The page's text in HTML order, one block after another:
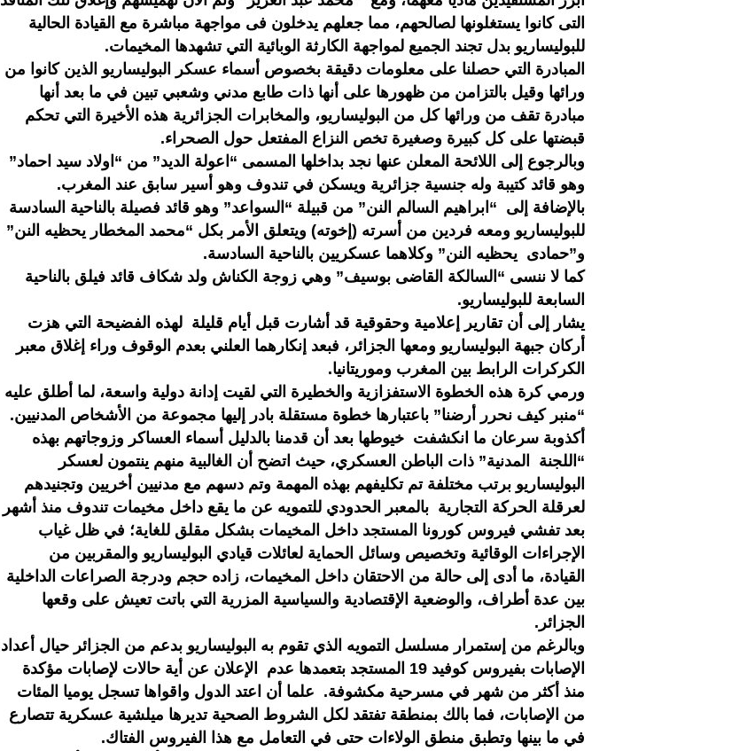
التى كانوا يستغلونها لصالحهم، مما جعلهم يدخلون فى مواجهة مباشرة مع القيادة الحالية
للبوليساريو بدل تجند الجميع لمواجهة الكارثة الوبائية التي تشهدها المخيمات.
المبادرة التي حصلنا على معلومات دقيقة بخصوص أسماء عسكر البوليساريو الذين كانوا من
ورائها وقيل بالتزامن من ظهورها على أنها ذات طابع مدني وشعبي تبين في ما بعد أنها
مبادرة تقف من ورائها كل من البوليساريو، والمخابرات الجزائرية هذه الأخيرة التي تحكم
قبضتها على كل كبيرة وصغيرة تخص النزاع المفتعل حول الصحراء.
وبالرجوع إلى اللائحة المعلن عنها نجد بداخلها المسمى “اعولة الديد” من “اولاد سيد احماد”
وهو قائد كتيبة وله جنسية جزائرية ويسكن في تندوف وهو أسير سابق عند المغرب.
بالإضافة إلى “ابراهيم السالم النن” من قبيلة “السواعد” وهو قائد فصيلة بالناحية السادسة
للبوليساريو ومعه فردين من أسرته (إخوته) ويتعلق الأمر بكل “محمد المخطار يحظيه النن”
و”حمادى يحظيه النن” وكلاهما عسكريين بالناحية السادسة.
كما لا ننسى “السالكة القاضى بوسيف” وهي زوجة الكناش ولد شكاف قائد فيلق بالناحية
السابعة للبوليساريو.
يشار إلى أن تقارير إعلامية وحقوقية قد أشارت قبل أيام قليلة لهذه الفضيحة التي هزت
أركان جبهة البوليساريو ومعها الجزائر، فبعد إنكارهما العلني بعدم الوقوف وراء إغلاق معبر
الكركرات الرابط بين المغرب وموريتانيا.
ورمي كرة هذه الخطوة الاستفزازية والخطيرة التي لقيت إدانة دولية واسعة، لما أطلق عليه
“منبر كيف نحرر أرضنا” باعتبارها خطوة مستقلة بادر إليها مجموعة من الأشخاص المدنيين.
أكذوبة سرعان ما انكشفت خيوطها بعد أن قدمنا بالدليل أسماء العساكر وزوجاتهم بهذه
“اللجنة المدنية” ذات الباطن العسكري، حيث اتضح أن الغالبية منهم ينتمون لعسكر
البوليساريو برتب مختلفة تم تكليفهم بهذه المهمة وتم دسهم مع مدنيين أخريين وتجنيدهم
لعرقلة الحركة التجارية بالمعبر الحدودي للتمويه عن ما يقع داخل مخيمات تندوف منذ أشهر
بعد تفشي فيروس كورونا المستجد داخل المخيمات بشكل مقلق للغاية؛ في ظل غياب
الإجراءات الوقائية وتخصيص وسائل الحماية لعائلات قيادي البوليساريو والمقربين من
القيادة، ما أدى إلى حالة من الاحتقان داخل المخيمات، زاده حجم ودرجة الصراعات الداخلية
بين عدة أطراف، والوضعية الإقتصادية والسياسية المزرية التي باتت تعيش على وقعها
الجزائر.
وبالرغم من إستمرار مسلسل التمويه الذي تقوم به البوليساريو بدعم من الجزائر حيال أعداد
الإصابات بفيروس كوفيد 19 المستجد بتعمدها عدم الإعلان عن أية حالات لإصابات مؤكدة
منذ أكثر من شهر في مسرحية مكشوفة. علما أن اعتد الدول واقواها تسجل يوميا المئات
من الإصابات، فما بالك بمنطقة تفتقد لكل الشروط الصحية تديرها ميلشية عسكرية تتصارع
في ما بينها وتطبق منطق الولاءات حتى في التعامل مع هذا الفيروس الفتاك.